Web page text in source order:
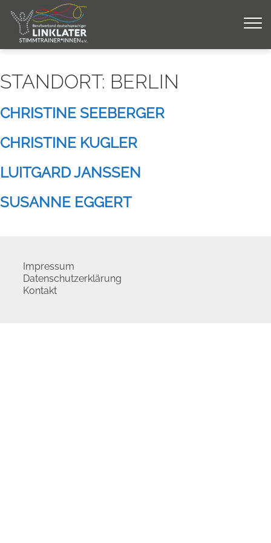
content
STANDORT: BERLIN
CHRISTINE SEEBERGER
CHRISTINE KUGLER
LUITGARD JANSSEN
SUSANNE EGGERT
Impressum
Datenschutzerklärung
Kontakt